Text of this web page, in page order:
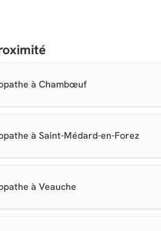
à Chambœuf
à Saint-Médard-en-Forez
à Veauche